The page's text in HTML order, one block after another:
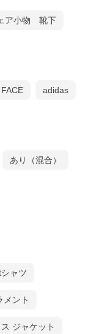
ア小物 靴下
adidas
あり（混合）
ャツ
メント
ジャケット